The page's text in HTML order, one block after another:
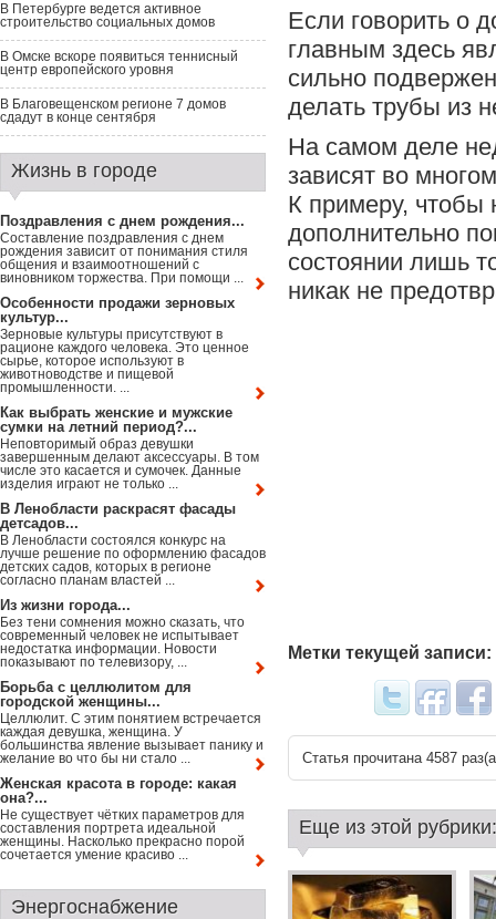
Если говорить о
главным здесь
сильно
делать трубы из
На самом деле
зависят во
К примеру, чтобы
дополнительно
состоянии лишь
никак не
Метки текущей записи:
Статья прочитана 4587
Еще из этой рубрики:
В Петербурге ведется активное
строительство социальных домов
В Омске вскоре появиться теннисный
центр европейского уровня
В Благовещенском регионе 7 домов
сдадут в конце сентября
Жизнь в городе
Поздравления с днем рождения...
Составление поздравления с днем
рождения зависит от понимания стиля
общения и взаимоотношений с
виновником торжества. При помощи ...
Особенности продажи зерновых
культур...
Зерновые культуры присутствуют в
рационе каждого человека. Это ценное
сырье, которое используют в
животноводстве и пищевой
промышленности. ...
Как выбрать женские и мужские
сумки на летний период?...
Неповторимый образ девушки
завершенным делают аксессуары. В том
числе это касается и сумочек. Данные
изделия играют не только ...
В Ленобласти раскрасят фасады
детсадов...
В Ленобласти состоялся конкурс на
лучше решение по оформлению фасадов
детских садов, которых в регионе
согласно планам властей ...
Из жизни города...
Без тени сомнения можно сказать, что
современный человек не испытывает
недостатка информации. Новости
показывают по телевизору, ...
Борьба с целлюлитом для
городской женщины...
Целлюлит. С этим понятием встречается
каждая девушка, женщина. У
большинства явление вызывает панику и
желание во что бы ни стало ...
Женская красота в городе: какая
она?...
Не существует чётких параметров для
составления портрета идеальной
женщины. Насколько прекрасно порой
сочетается умение красиво ...
Энергоснабжение